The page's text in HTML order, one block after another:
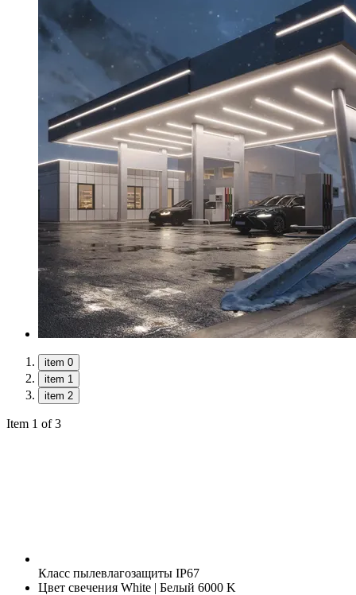
item 0
item 1
item 2
Item 1 of 3
Класс пылевлагозащиты IP67
Цвет свечения White | Белый 6000 K